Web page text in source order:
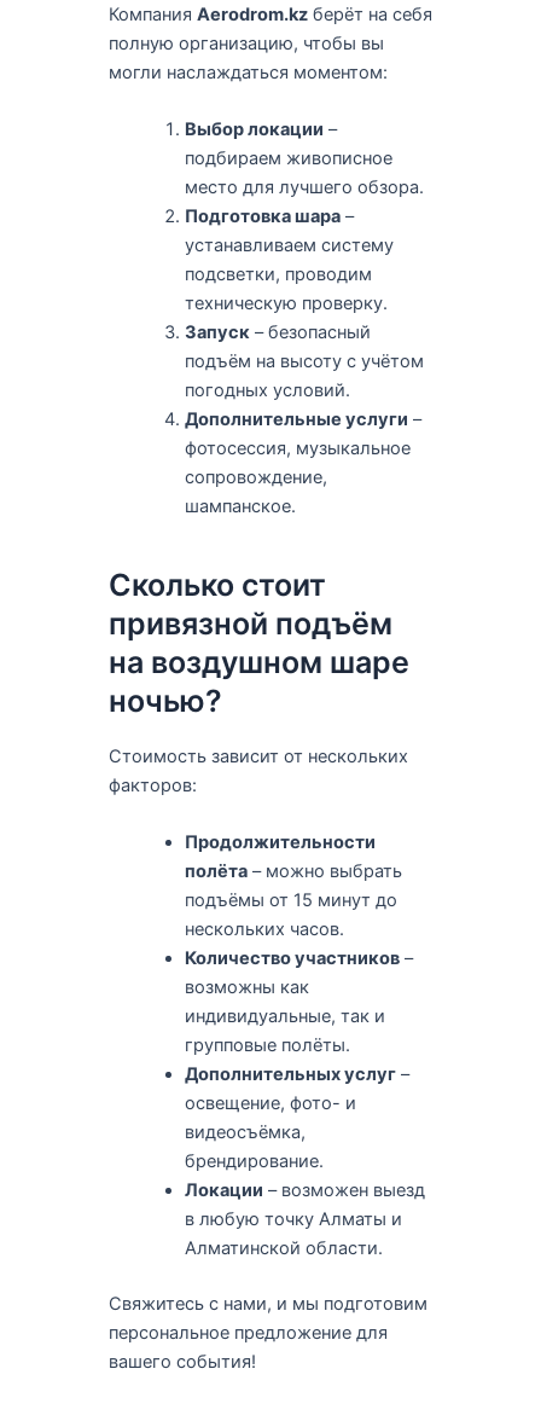
Компания Aerodrom.kzберёт на себя
полную организацию, чтобы вы
могли наслаждаться моментом:
Выбор локации –
подбираем живописное
место для лучшего обзора.
Подготовка шара –
устанавливаем систему
подсветки, проводим
техническую проверку.
Запуск – безопасный
подъём на высоту с учётом
погодных условий.
Дополнительные услуги –
фотосессия, музыкальное
сопровождение,
шампанское.
Сколько стоит
привязной подъём
на воздушном шаре
ночью?
Стоимость зависит от нескольких
факторов:
Продолжительности
полёта – можно выбрать
подъёмы от 15 минут до
нескольких часов.
Количество участников –
возможны как
индивидуальные, так и
групповые полёты.
Дополнительных услуг –
освещение, фото- и
видеосъёмка,
брендирование.
Локации – возможен выезд
в любую точку Алматы и
Алматинской области.
Свяжитесь с нами, и мы подготовим
персональное предложение для
вашего события!